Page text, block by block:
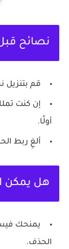
نصائح
قم
إن كنت
أولًا.
ألغِ ربط
هل يمكن
الحذف.